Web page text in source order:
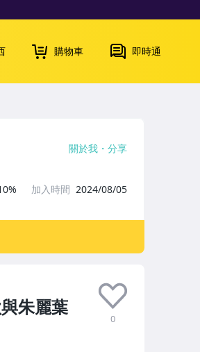
購物車 即時通
朱麗葉
0
關於我 分享
加入時間 2024/08/05